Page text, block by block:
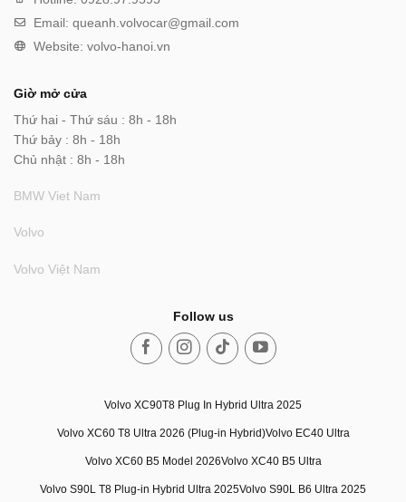
Email: queanh.volvocar@gmail.com
Website: volvo-hanoi.vn
Volvo XC90T8 Plug In Hybrid Ultra 2025
Volvo XC60 T8 Ultra 2026 (Plug-in Hybrid)Volvo EC40 Ultra
Volvo XC60 B5 Model 2026Volvo XC40 B5 Ultra
Volvo S90L T8 Plug-in Hybrid Ultra 2025Volvo S90L B6 Ultra 2025
Giờ mở cửa
Thứ hai - Thứ sáu : 8h - 18h
Thứ bảy : 8h - 18h
Chủ nhật : 8h - 18h
BMW Viet Nam
Volvo
Volvo Việt Nam
Follow us